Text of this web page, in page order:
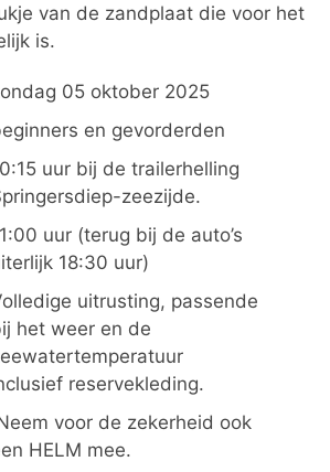
van de zandplaat die voor het
is.
05 oktober 2025
en gevorderden
uur bij de trailerhelling
zeezijde.
uur (terug bij de auto’s
18:30 uur)
uitrusting, passende
het weer en de
reservekleding.
voor de zekerheid ook
HELM mee.